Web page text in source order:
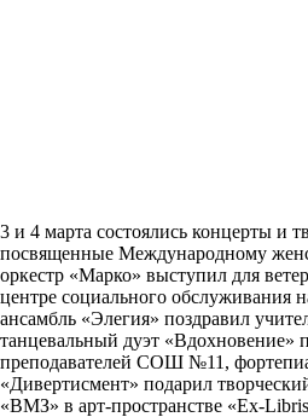
3 и 4 марта состоялись концерты и
посвященные Международному
оркестр «Марко» выступил для
центре социального обслуживания
ансамбль «Элегия» поздравил
танцевальный дуэт «Вдохновение»
преподавателей СОШ №11,
«Дивертисмент» подарил
«ВМЗ» в арт-пространстве «Ex-